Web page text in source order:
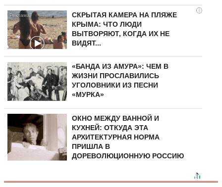
i
СКРЫТАЯ КАМЕРА НА ПЛЯЖЕ
КРЫМА: ЧТО ЛЮДИ
ВЫТВОРЯЮТ, КОГДА ИХ НЕ
ВИДЯТ...
«БАНДА ИЗ АМУРА»: ЧЕМ В
ЖИЗНИ ПРОСЛАВИЛИСЬ
УГОЛОВНИКИ ИЗ ПЕСНИ
«МУРКА»
ОКНО МЕЖДУ ВАННОЙ И
КУХНЕЙ: ОТКУДА ЭТА
АРХИТЕКТУРНАЯ НОРМА
ПРИШЛА В
ДОРЕВОЛЮЦИОННУЮ РОССИЮ